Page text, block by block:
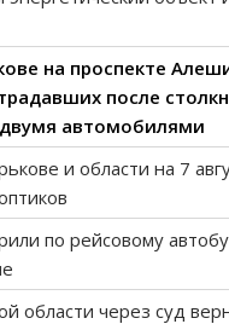
на проспекте
после
двумя автомобилями
и области на 7
по рейсовому
области через суд